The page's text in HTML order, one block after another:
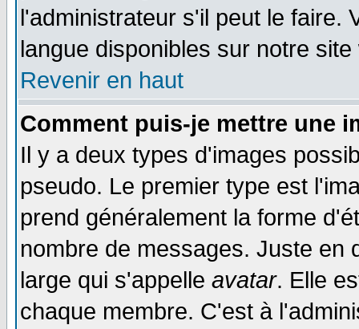
l'administrateur s'il peut le faire.
langue disponibles sur notre site
Revenir en haut
Comment puis-je mettre une
Il y a deux types d'images
pseudo. Le premier type est
prend généralement la forme
nombre de messages. Juste en
large qui s'appelle avatar. Elle
chaque membre. C'est à